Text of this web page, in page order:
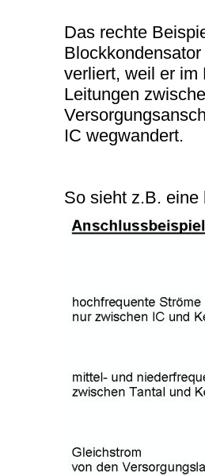
Das rechte
verliert, weil er im
Leitungen
IC wegwandert.
So sieht z.B.